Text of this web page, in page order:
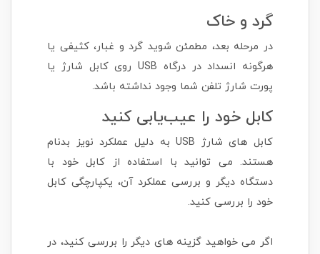
گرد و خاک
در مرحله بعد، مطمئن شوید گرد و غبار، کثیفی یا
هرگونه انسداد در درگاه USB روی کابل شارژ یا
پورت شارژ تلفن شما وجود نداشته باشد.
کابل خود را عیب‌یابی کنید
کابل های شارژ USB به دلیل عملکرد نویز بدنام
هستند. می توانید با استفاده از کابل خود با
دستگاه دیگر و بررسی عملکرد آن، یکپارچگی کابل
خود را بررسی کنید.
اگر می خواهید گزینه های دیگر را بررسی کنید، در